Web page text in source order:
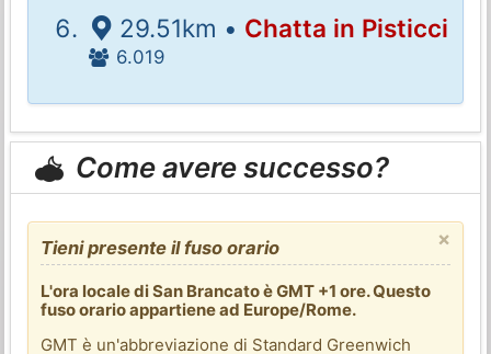
29.51km • Chatta in Pisticci
6.019
Come avere successo?
×
Tieni presente il fuso orario
L'ora locale di San Brancato è GMT +1 ore. Questo
fuso orario appartiene ad Europe/Rome.
GMT è un'abbreviazione di Standard Greenwich